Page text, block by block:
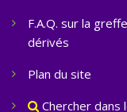
F.A.Q. sur la
dérivés
Plan du site
Chercher dans